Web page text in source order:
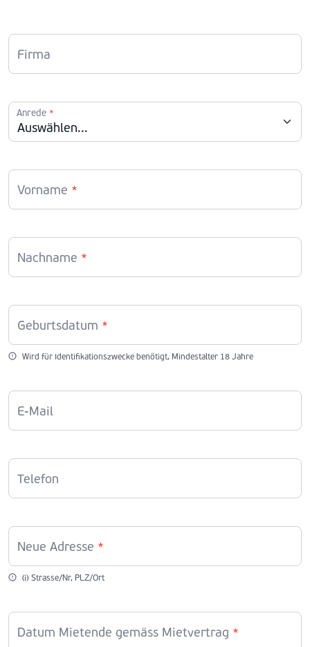
Firma
Anrede *
Vorname *
Nachname *
Geburtsdatum *
Wird für Identifikationszwecke benötigt, Mindestalter 18 Jahre
E-Mail
Telefon
Neue Adresse *
(i) Strasse/Nr, PLZ/Ort
Datum Mietende gemäss Mietvertrag *